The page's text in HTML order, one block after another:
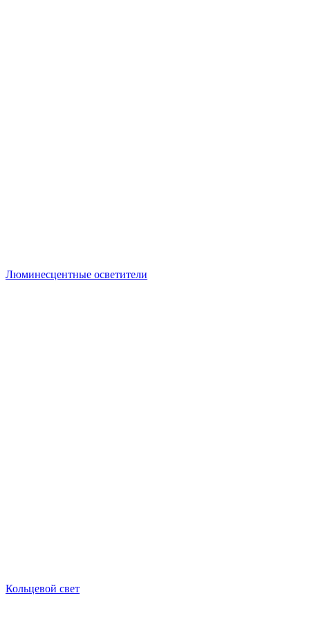
Люминесцентные осветители
Кольцевой свет